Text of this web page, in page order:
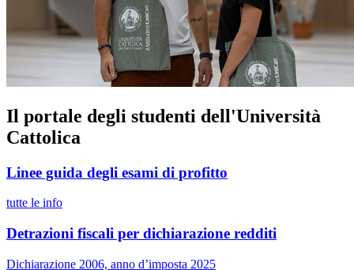
Il portale degli studenti dell'Università
Cattolica
Linee guida degli esami di profitto
tutte le info
Detrazioni fiscali per dichiarazione redditi
Dichiarazione 2006, anno d’imposta 2025